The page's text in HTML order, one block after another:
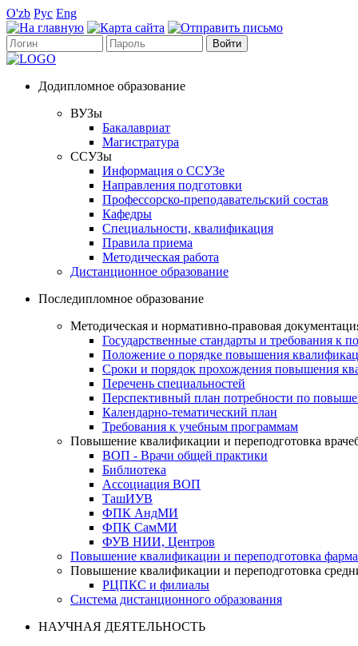
O'zb Рус Eng
Додипломное образование
ВУЗы
Бакалавриат
Магистратура
ССУЗы
Информация о ССУЗе
Направления подготовки
Профессорско-преподавательский состав
Кафедры
Специальности, квалификация
Правила приема
Методическая работа
Дистанционное образование
Последипломное образование
Методическая и нормативно-правовая
Государственные стандарты и требования
Положение о порядке повышения
Сроки и порядок прохождения повышения
Перечень специальностей
Перспективный план потребности по
Календарно-тематический план
Требования к учебным программам
Повышение квалификации и переподготовка
ВОП - Врачи общей практики
Библиотека
Ассоциация ВОП
ТашИУВ
ФПК АндМИ
ФПК СамМИ
ФУВ НИИ, Центров
Повышение квалификации и переподготовка
Повышение квалификации и переподготовка
РЦПКС и филиалы
Система дистанционного образования
НАУЧНАЯ ДЕЯТЕЛЬНОСТЬ